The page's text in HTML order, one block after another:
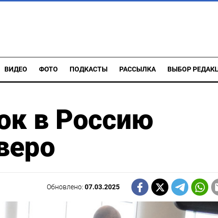
ВИДЕО ФОТО ПОДКАСТЫ РАССЫЛКА ВЫБОР
в Россию
Обновлено:07.03.2025